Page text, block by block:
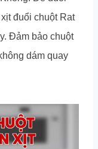
đuổi chuột Rat
Đảm bảo chuột
dám quay